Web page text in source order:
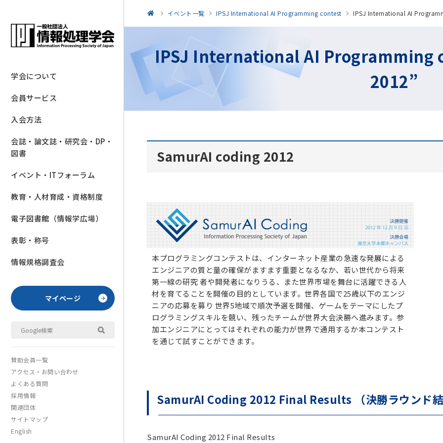
学会について
会員サービス
入会方法
会誌・論文誌・研究会・DP・
図書
イベント・ITフォーラム
教育・人材育成・資格制度
電子図書館（情報学広場）
表彰・称号
情報規格調査会
マイページ
賛助会員一覧
アクセス・お問い合わせ
よくある質問
採用情報
関連団体
サイトマップ
English
イベント一覧 IPSJ International AI Programming contest IPSJ International AI
IPSJ International AI Programming
2012”
SamurAI coding 2012
本プログラミングコンテストは、インターネット産業の急速な発展による
エンジニアの質と量の確保がますます重要となるなか、若い世代から将来
第一線の研究 者や開発者になりうる、また世界市場を舞台に活躍できる人
材を育てることを開催の目的としています。世界各国で25歳以下のエンジ
ニアの応募を募り 世界5地域で順次予選を開催、ゲームをテーマにしたプ
ログラミングスキルを競い、残ったチームが世界大会決勝へ進みます。参
加エンジニアにとってはそれぞれの能力が世界で通用するか本コンテスト
を通じて試すことができます。
SamurAI Coding 2012 Final Results （決勝ラウンド
SamurAI Coding 2012 Final Results